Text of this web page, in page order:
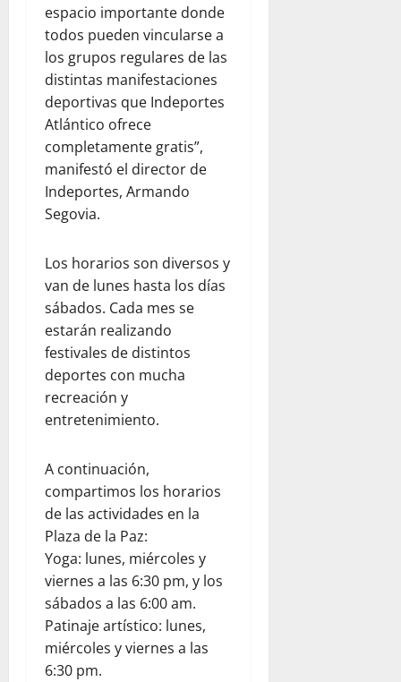
espacio importante donde
todos pueden vincularse a
los grupos regulares de las
distintas manifestaciones
deportivas que Indeportes
Atlántico ofrece
completamente gratis”,
manifestó el director de
Indeportes, Armando
Segovia.
Los horarios son diversos y
van de lunes hasta los días
sábados. Cada mes se
estarán realizando
festivales de distintos
deportes con mucha
recreación y
entretenimiento.
A continuación,
compartimos los horarios
de las actividades en la
Plaza de la Paz:
Yoga: lunes, miércoles y
viernes a las 6:30 pm, y los
sábados a las 6:00 am.
Patinaje artístico: lunes,
miércoles y viernes a las
6:30 pm.